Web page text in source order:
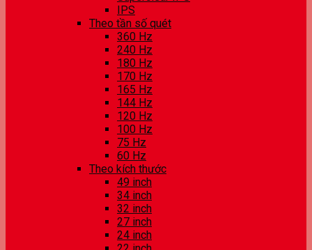
IPS
Theo tần số quét
360 Hz
240 Hz
180 Hz
170 Hz
165 Hz
144 Hz
120 Hz
100 Hz
75 Hz
60 Hz
Theo kích thước
49 inch
34 inch
32 inch
27 inch
24 inch